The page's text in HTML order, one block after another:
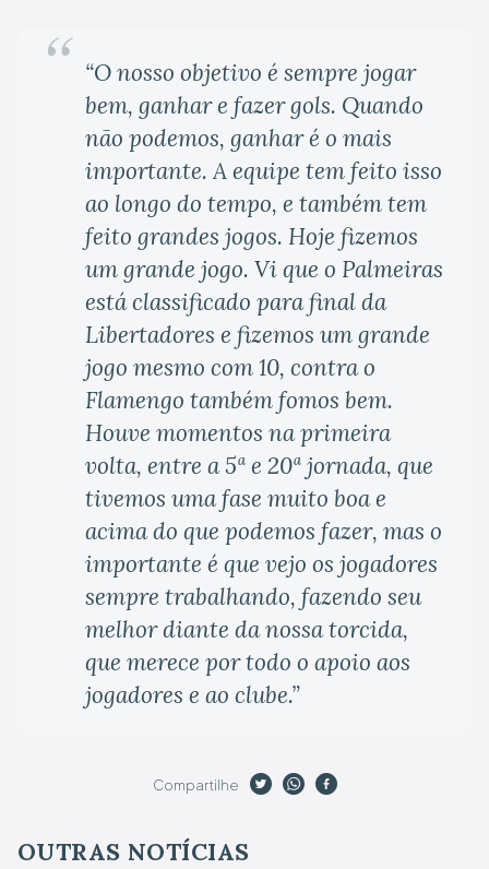
“O nosso objetivo é sempre jogar
bem, ganhar e fazer gols. Quando
não podemos, ganhar é o mais
importante. A equipe tem feito isso
ao longo do tempo, e também tem
feito grandes jogos. Hoje fizemos
um grande jogo. Vi que o Palmeiras
está classificado para final da
Libertadores e fizemos um grande
jogo mesmo com 10, contra o
Flamengo também fomos bem.
Houve momentos na primeira
volta, entre a 5ª e 20ª jornada, que
tivemos uma fase muito boa e
acima do que podemos fazer, mas o
importante é que vejo os jogadores
sempre trabalhando, fazendo seu
melhor diante da nossa torcida,
que merece por todo o apoio aos
jogadores e ao clube.”
Compartilhe
OUTRAS NOTÍCIAS